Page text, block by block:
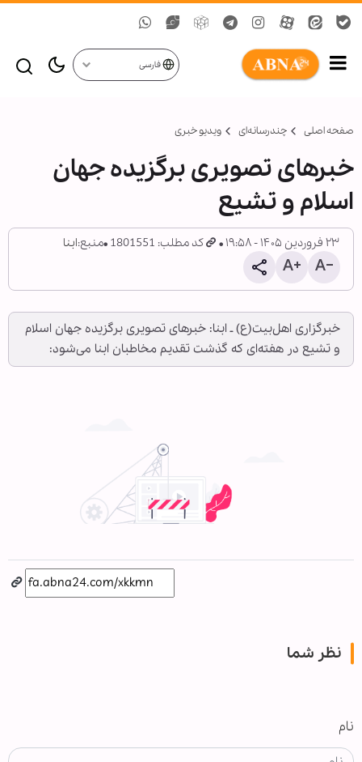
فارسی
صفحه اصلی چندرسانه‌ای ویدیو خبری
خبرهای تصویری برگزیده جهان
اسلام و تشیع
۲۳ فروردین ۱۴۰۵ - ۱۹:۵۸ کد مطلب: 1801551 منبع:ابنا
خبرگزاری اهل‌بیت(ع) ـ ابنا: خبرهای تصویری برگزیده جهان اسلام
و تشیع در هفته‌ای که گذشت تقدیم مخاطبان ابنا می‌شود:
نظر شما
نام